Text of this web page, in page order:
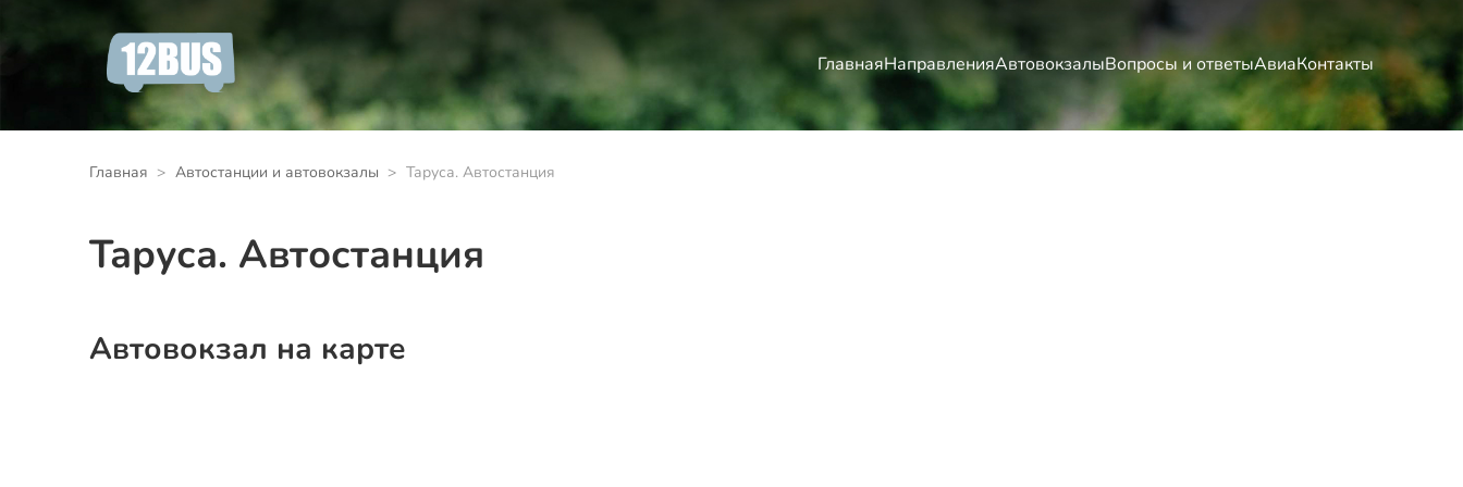
ГлавнаяНаправленияАвтовокзалыВопросы и ответыАвиаКонтакты
Главная Автостанции и автовокзалы Таруса. Автостанция
Таруса. Автостанция
Автовокзал на карте